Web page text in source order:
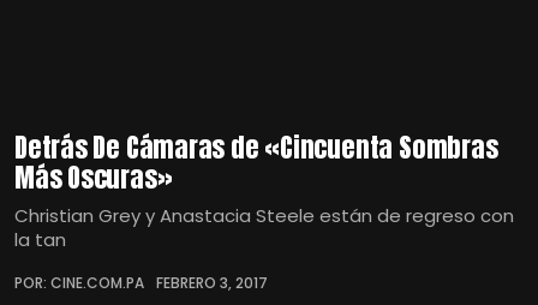
Detrás De Cámaras de «Cincuenta Sombras
Más Oscuras»
Christian Grey y Anastacia Steele están de regreso con
la tan
POR: CINE.COM.PA FEBRERO 3, 2017